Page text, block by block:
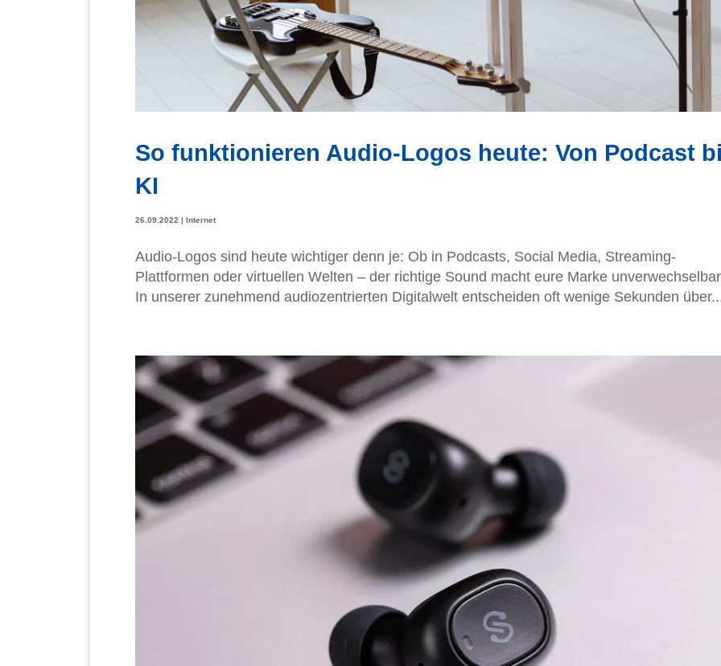
So funktionieren Audio-Logos heute: Von Podcast
KI
26.09.2022 | Internet
Audio-Logos sind heute wichtiger denn je: Ob in Podcasts, Social Media, Streaming-
Plattformen oder virtuellen Welten – der richtige Sound macht eure Marke
In unserer zunehmend audiozentrierten Digitalwelt entscheiden oft wenige Sekunden